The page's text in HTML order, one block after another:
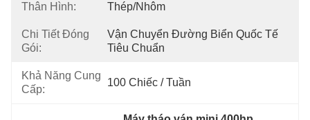
Thân Hình: Thép/Nhôm
Chi Tiết Đóng
Gói:
Vận Chuyển Đường Biển Quốc Tế
Tiêu Chuẩn
Khả Năng Cung
Cấp:
100 Chiếc / Tuần